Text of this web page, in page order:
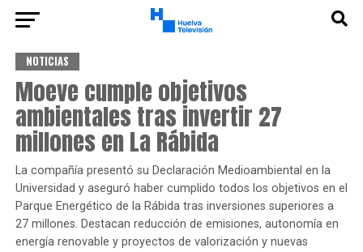
NOTICIAS
Moeve cumple objetivos
ambientales tras invertir 27
millones en La Rábida
La compañía presentó su Declaración Medioambiental en la
Universidad y aseguró haber cumplido todos los objetivos en el
Parque Energético de la Rábida tras inversiones superiores a
27 millones. Destacan reducción de emisiones, autonomía en
energía renovable y proyectos de valorización y nuevas